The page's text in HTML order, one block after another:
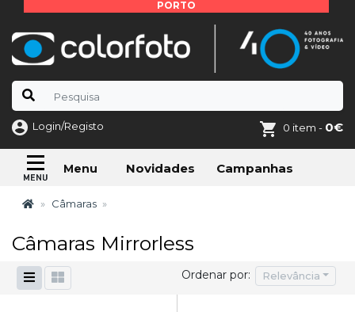
PORTO
Login/Registo 0 item - 0€
Menu Novidades Campanhas
Câmaras
Câmaras Mirrorless
Ordenar por: Relevância